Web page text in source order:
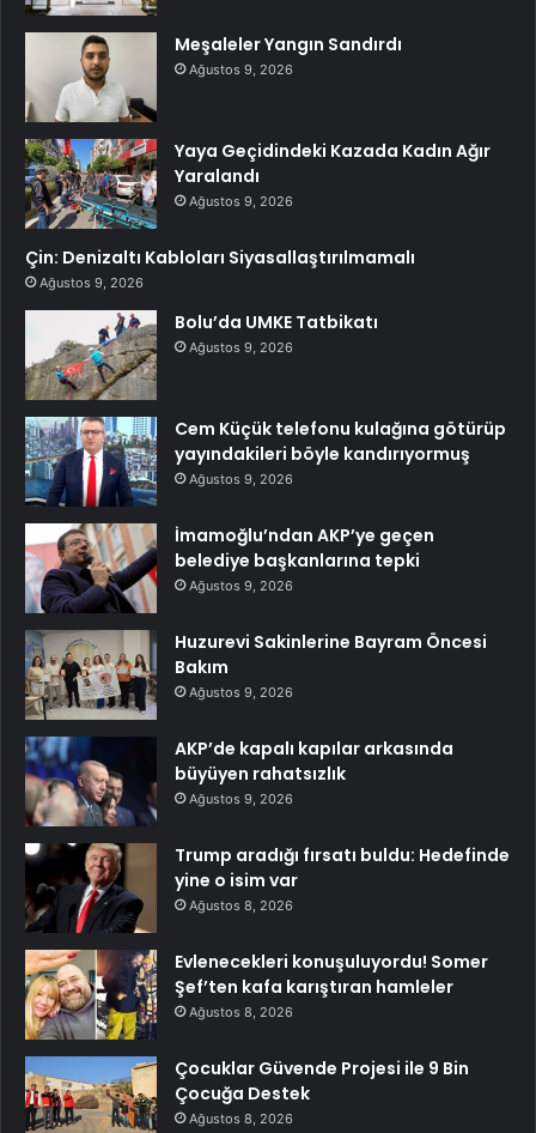
Meşaleler Yangın Sandırdı
Ağustos 9, 2026
Yaya Geçidindeki Kazada Kadın Ağır
Yaralandı
Ağustos 9, 2026
Çin: Denizaltı Kabloları Siyasallaştırılmamalı
Ağustos 9, 2026
Bolu’da UMKE Tatbikatı
Ağustos 9, 2026
Cem Küçük telefonu kulağına götürüp
yayındakileri böyle kandırıyormuş
Ağustos 9, 2026
İmamoğlu’ndan AKP’ye geçen
belediye başkanlarına tepki
Ağustos 9, 2026
Huzurevi Sakinlerine Bayram Öncesi
Bakım
Ağustos 9, 2026
AKP’de kapalı kapılar arkasında
büyüyen rahatsızlık
Ağustos 9, 2026
Trump aradığı fırsatı buldu: Hedefinde
yine o isim var
Ağustos 8, 2026
Evlenecekleri konuşuluyordu! Somer
Şef’ten kafa karıştıran hamleler
Ağustos 8, 2026
Çocuklar Güvende Projesi ile 9 Bin
Çocuğa Destek
Ağustos 8, 2026